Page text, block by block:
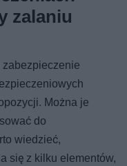
zalaniu
Można je
do
wiedzieć,
się z kilku elementów,